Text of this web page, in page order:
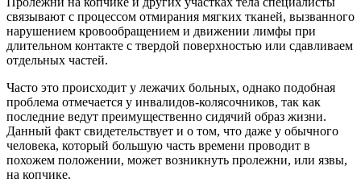
связывают с процессом отмирания мягких тканей, вызванного
нарушением кровообращением и движении лимфы при
длительном контакте с твердой поверхностью или сдавливаем
отдельных частей.
Часто это происходит у лежачих больных, однако подобная
проблема отмечается у инвалидов-колясочников, так как
последние ведут преимущественно сидячий образ жизни.
Данный факт свидетельствует и о том, что даже у обычного
человека, который большую часть времени проводит в
похожем положении, может возникнуть пролежни, или язвы,
на копчике.